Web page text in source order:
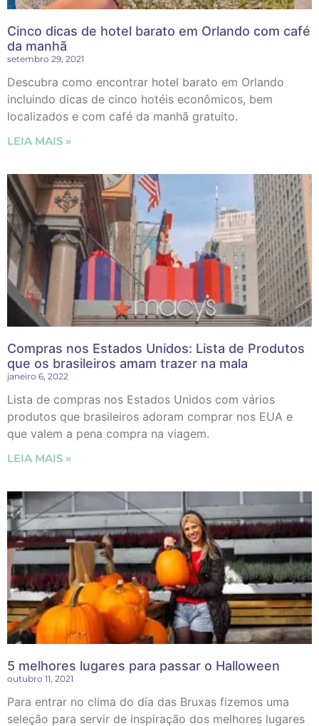
Cinco dicas de hotel barato em Orlando com café
da manhã
setembro 29, 2021
Descubra como encontrar hotel barato em Orlando
incluindo dicas de cinco hotéis econômicos, bem
localizados e com café da manhã gratuito.
LEIA MAIS »
Compras nos Estados Unidos: Lista de Produtos
que os brasileiros amam trazer na mala
janeiro 6, 2022
Lista de compras nos Estados Unidos com vários
produtos que brasileiros adoram comprar nos EUA e
que valem a pena compra na viagem.
LEIA MAIS »
5 melhores lugares para passar o Halloween
outubro 11, 2021
Para entrar no clima do dia das Bruxas fizemos uma
seleção para servir de inspiração dos melhores lugares